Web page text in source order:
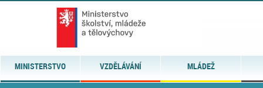
MINISTERSTVO VZDĚLÁVÁNÍ MLÁDEŽ